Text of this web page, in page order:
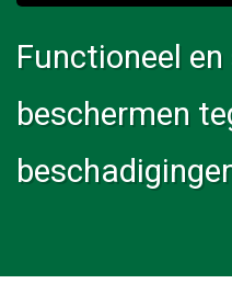
Functioneel
beschermen